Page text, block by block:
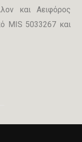
και Αειφόρος
MIS 5033267 και